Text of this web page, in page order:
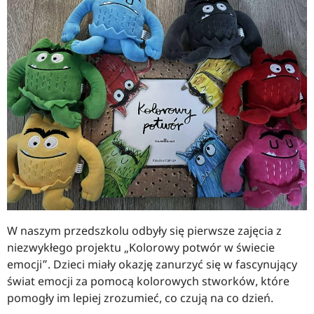
W naszym przedszkolu odbyły się pierwsze zajęcia z
niezwykłego projektu „Kolorowy potwór w świecie
emocji”. Dzieci miały okazję zanurzyć się w fascynujący
świat emocji za pomocą kolorowych stworków, które
pomogły im lepiej zrozumieć, co czują na co dzień.